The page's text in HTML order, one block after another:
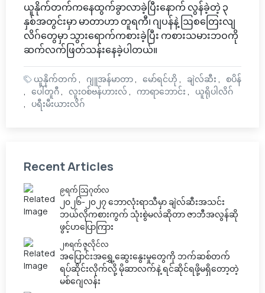
ယူနိုက်တက်ကနေထွက်ခွာလာခဲ့ပြီးနောက် လွန်ခဲ့တဲ့ ၃
နှစ်အတွင်းမှာ မာတာဟာ တူရကီ၊ ဂျပန်နဲ့ ဩစတြေးလျ
လိဂ်တွေမှာ သွားရောက်ကစားခဲ့ပြီး ကစားသမားဘဝကို
ဆက်လက်ဖြတ်သန်းနေခဲ့ပါတယ်။
ယူနိုက်တက် ဂျူအန်မာတာ မော်ရင်ဟို ချဲလ်ဆီး
စပိန်
ပေါ်တူဂီ
လူးဝစ်ဗန်ဟားလ် ကာရာဘောင်း
ယူရိုပါလိဂ်
ပရီးမီးယားလိဂ်
Recent Articles
၉ရက် သြဂုတ်လ
၂၀၂၆-၂၀၂၇ ဘောလုံးရာသီမှာ ချဲလ်ဆီးအသင်း
ဘယ်လိုကစားကွက် သုံးစွဲမလဲဆိုတာ ဇာဘီအလွန်ဆို
ဖွင့်ဟပြောကြား
၂၈ရက် ဇူလိုင်လ
အပြောင်းအရွှေ့ဆွေးနွေးမှုတွေကို ဘက်ဆစ်တက်
ရပ်ဆိုင်းလိုက်လို့ မိုဆာလက်နဲ့ ရင်ဆိုင်ရဖို့မရှိတော့တဲ့
မစ်ဂျေလန်း